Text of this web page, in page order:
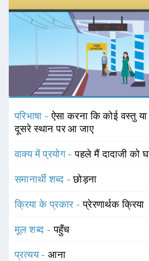
परिभाषा -ऐसा करना कि कोई वस्तु
दूसरे स्थान पर आ जाए
वाक्य में प्रयोग -पहले मैं दादाजी को
समानार्थी शब्द -छोड़ना
क्रिया के प्रकार -प्रेरणार्थक क्रिया
मूल शब्द -पहुँच
प्रत्यय -आना